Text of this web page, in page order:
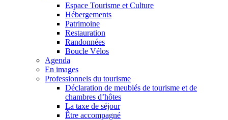
Espace Tourisme et Culture
Hébergements
Patrimoine
Restauration
Randonnées
Boucle Vélos
Agenda
En images
Professionnels du tourisme
Déclaration de meublés de tourisme et de
chambres d’hôtes
La taxe de séjour
Être accompagné